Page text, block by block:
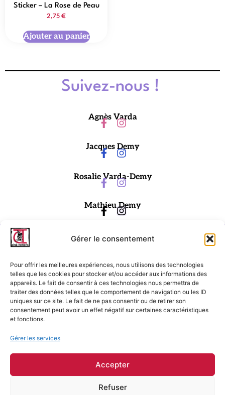
Gérer le consentement
Pour offrir les meilleures expériences, nous utilisons des technologies
telles que les cookies pour stocker et/ou accéder aux informations des
appareils. Le fait de consentir à ces technologies nous permettra de
traiter des données telles que le comportement de navigation ou les ID
uniques sur ce site. Le fait de ne pas consentir ou de retirer son
consentement peut avoir un effet négatif sur certaines caractéristiques
et fonctions.
Gérer les services
Accepter
Refuser
Sticker – La Rose de Peau
2,75 €
Ajouter au panier
Suivez-nous !
Agnès Varda
Jacques Demy
Rosalie Varda-Demy
Mathieu Demy
Ciné-Tamaris
88 rue Daguerre,